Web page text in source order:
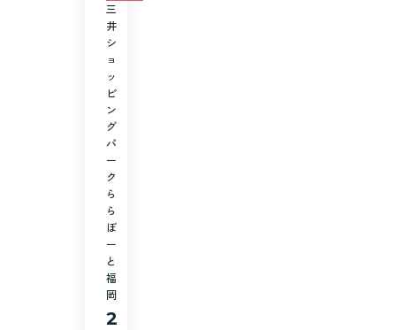
三
井
シ
ョ
ッ
ピ
ン
グ
パ
ー
ク
ら
ら
ぽ
ー
と
福
岡
2